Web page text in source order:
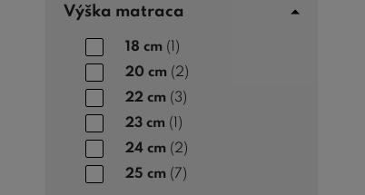
Výška matraca
18 cm (1)
20 cm (2)
22 cm (3)
23 cm (1)
24 cm (2)
25 cm (7)